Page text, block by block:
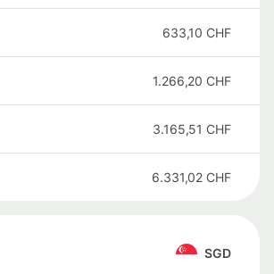
633,10 CHF
1.266,20 CHF
3.165,51 CHF
6.331,02 CHF
SGD